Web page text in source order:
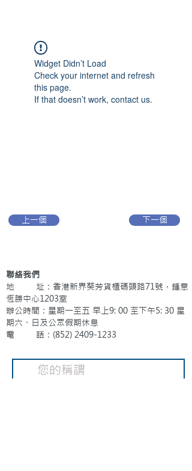
Widget Didn’t Load
Check your internet and refresh
this page.
If that doesn’t work, contact us.
上一個 下一個
聯絡我們
地 址：香港新界葵芳貨櫃碼頭路71號，鍾意
恆勝中心1203室
辦公時間：星期一至五 早上9: 00 至下午5: 30 星
期六、日及公眾假期休息
電 話：(852) 2409-1233